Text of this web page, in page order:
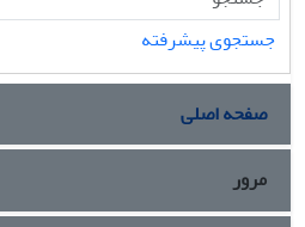
جستجوی پیشرفته
صفحه اصلی
مرور